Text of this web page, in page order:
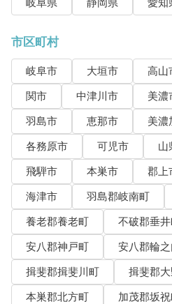
市区町村
岐阜市 大垣市 高山
関市
中津川市 美濃
羽島市
恵那市 美濃
各務原市
可児市 山
飛騨市
本巣市 郡上
海津市
羽島郡岐南町
養老郡養老町
不破郡垂
安八郡神戸町
安八郡輪
揖斐郡揖斐川町
揖斐郡
本巣郡北方町
加茂郡坂